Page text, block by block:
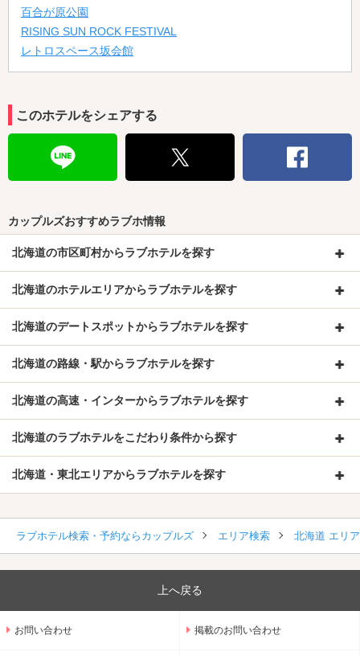
百合が原公園
RISING SUN ROCK FESTIVAL
レトロスペース坂会館
このホテルをシェアする
カップルズおすすめラブホ情報
北海道の市区町村からラブホテルを探す
北海道のホテルエリアからラブホテルを探す
北海道のデートスポットからラブホテルを探す
北海道の路線・駅からラブホテルを探す
北海道の高速・インターからラブホテルを探す
北海道のラブホテルをこだわり条件から探す
北海道・東北エリアからラブホテルを探す
ラブホテル検索・予約ならカップルズ エリア検索 北海道 エリ
上へ戻る
お問い合わせ 掲載のお問い合わせ